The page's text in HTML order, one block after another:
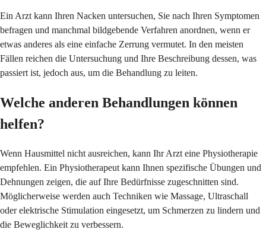
Ein Arzt kann Ihren Nacken untersuchen, Sie nach Ihren Symptomen
befragen und manchmal bildgebende Verfahren anordnen, wenn er
etwas anderes als eine einfache Zerrung vermutet. In den meisten
Fällen reichen die Untersuchung und Ihre Beschreibung dessen, was
passiert ist, jedoch aus, um die Behandlung zu leiten.
Welche anderen Behandlungen können
helfen?
Wenn Hausmittel nicht ausreichen, kann Ihr Arzt eine Physiotherapie
empfehlen. Ein Physiotherapeut kann Ihnen spezifische Übungen und
Dehnungen zeigen, die auf Ihre Bedürfnisse zugeschnitten sind.
Möglicherweise werden auch Techniken wie Massage, Ultraschall
oder elektrische Stimulation eingesetzt, um Schmerzen zu lindern und
die Beweglichkeit zu verbessern.